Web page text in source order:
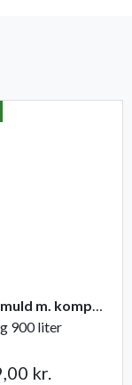
Plantemuld m. kompost fra Champost
900 liter
kr.